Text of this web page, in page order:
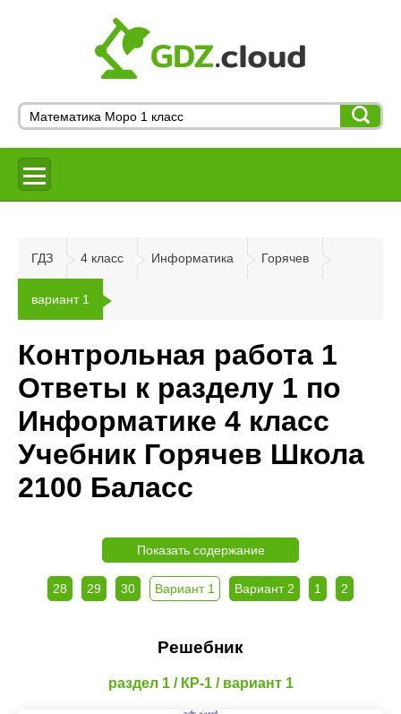
ГДЗ 4 класс Информатика Горячев
вариант 1
Контрольная работа 1
Ответы к разделу 1 по
Информатике 4 класс
Учебник Горячев Школа
2100 Баласс
Показать содержание
28 29 30 Вариант 1 Вариант 2 1 2
Решебник
раздел 1 / КР-1 / вариант 1